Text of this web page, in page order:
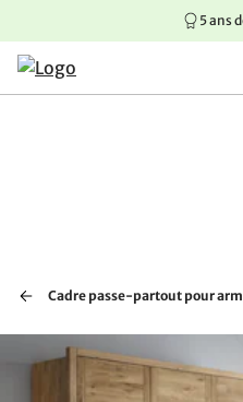
Aller au contenu principal
Aller à la navigation principale
Aller au pied de page
5 ans
Cadre passe-partout pour